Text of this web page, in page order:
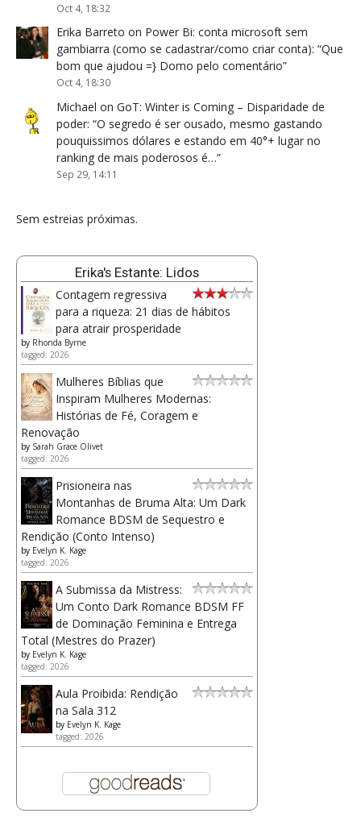
Oct 4, 18:32
Erika Barreto on Power Bi: conta microsoft sem
gambiarra (como se cadastrar/como criar conta): “Que
bom que ajudou =} Domo pelo comentário”
Oct 4, 18:30
Michael on GoT: Winter is Coming – Disparidade de
poder: “O segredo é ser ousado, mesmo gastando
pouquissimos dólares e estando em 40°+ lugar no
ranking de mais poderosos é…”
Sep 29, 14:11
Sem estreias próximas.
Erika's Estante: Lidos
Contagem regressiva
para a riqueza: 21 dias de hábitos
para atrair prosperidade
by Rhonda Byrne
tagged: 2026
Mulheres Bíblias que
Inspiram Mulheres Modernas:
Histórias de Fé, Coragem e
Renovação
by Sarah Grace Olivet
tagged: 2026
Prisioneira nas
Montanhas de Bruma Alta: Um Dark
Romance BDSM de Sequestro e
Rendição (Conto Intenso)
by Evelyn K. Kage
tagged: 2026
A Submissa da Mistress:
Um Conto Dark Romance BDSM FF
de Dominação Feminina e Entrega
Total (Mestres do Prazer)
by Evelyn K. Kage
tagged: 2026
Aula Proibida: Rendição
na Sala 312
by Evelyn K. Kage
tagged: 2026